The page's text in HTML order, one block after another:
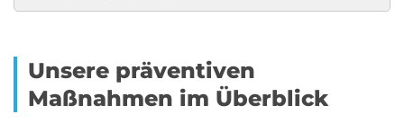
Unsere präventiven
Maßnahmen im Überblick